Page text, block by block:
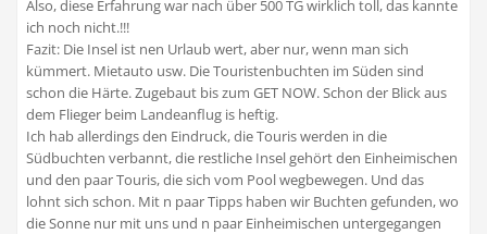
Also, diese Erfahrung war nach über 500 TG wirklich toll, das kannte
ich noch nicht.!!!
Fazit: Die Insel ist nen Urlaub wert, aber nur, wenn man sich
kümmert. Mietauto usw. Die Touristenbuchten im Süden sind
schon die Härte. Zugebaut bis zum GET NOW. Schon der Blick aus
dem Flieger beim Landeanflug is heftig.
Ich hab allerdings den Eindruck, die Touris werden in die
Südbuchten verbannt, die restliche Insel gehört den Einheimischen
und den paar Touris, die sich vom Pool wegbewegen. Und das
lohnt sich schon. Mit n paar Tipps haben wir Buchten gefunden, wo
die Sonne nur mit uns und n paar Einheimischen untergegangen